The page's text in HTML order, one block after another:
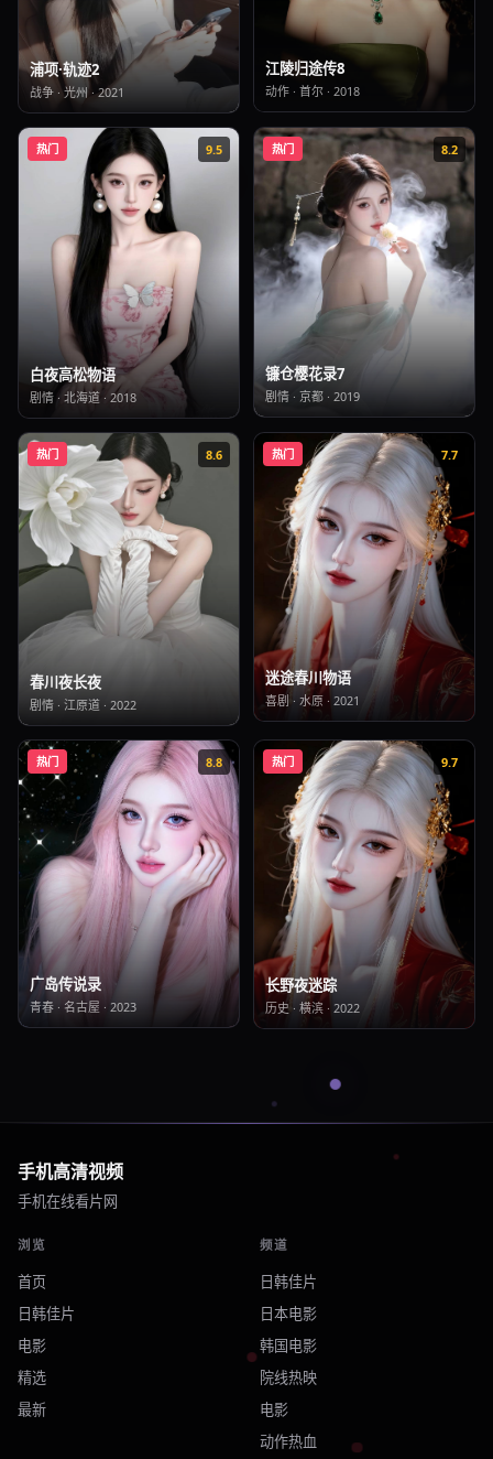
浦项·轨迹2
战争· 光州·2021
江陵归途传8
动作 · 首尔 · 2018
热门 9.5
白夜高松物语
剧情· 北海道· 2018
热门 8.2
镰仓樱花录7
剧情 · 京都 · 2019
热门 8.6
春川夜长夜
剧情· 江原道· 2022
热门 7.7
迷途春川物语
喜剧 · 水原 · 2021
热门 8.8
广岛传说录
青春· 名古屋 · 2023
热门 9.7
长野夜迷踪
历史 · 横滨 · 2022
手机高清视频
手机在线看片网
浏览
首页
日韩佳片
电影
精选
最新
频道
日韩佳片
日本电影
韩国电影
院线热映
电影
动作热血